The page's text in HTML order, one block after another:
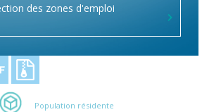
des zones d'emploi
Population résidente